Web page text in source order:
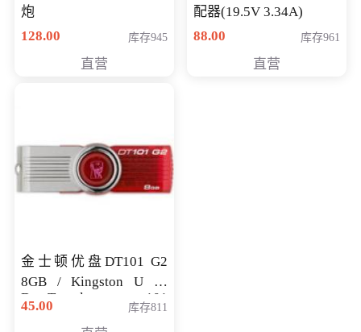
炮
128.00
库存945
直营
配器(19.5V 3.34A)
88.00
库存961
直营
金士顿优盘DT101 G2
8GB / Kingston U 盘
DataTraveler 101
Generati
45.00 库存811